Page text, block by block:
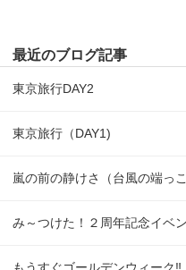
最近のブログ記事
東京旅行DAY2
東京旅行（DAY1)
嵐の前の静けさ（台風の端っこ
み～つけた！２周年記念イベ